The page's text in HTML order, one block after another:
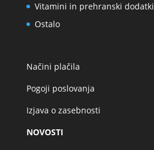
Vitamini in prehranski dodatki
Ostalo
Načini plačila
Pogoji poslovanja
Izjava o zasebnosti
NOVOSTI